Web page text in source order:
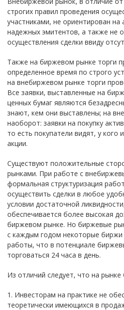
строгих правил проведения
участниками, не ориентирован
надежных эмитентов, а также не
осуществления сделки ввиду
Также на биржевом рынке торги
определенное время по строго
на внебиржевом рынке торги
Все заявки, выставленные на
ценных бумаг являются
знают, кем они выставлены; на
наоборот: заявки на покупку
то есть покупатели видят, у кого
акции.
Существуют положительные
рынками. При работе с
формальная структуризация
осуществить сделки в любое
условии достаточной
обеспечивается более высокая
биржевом рынке. Но биржевые
с каждым годом некоторые биржи
работы, что в потенциале
торговаться 24 часа в день.
Из отличий следует, что на рынке
1. Инвесторам на практике не
теоретически имеющихся в